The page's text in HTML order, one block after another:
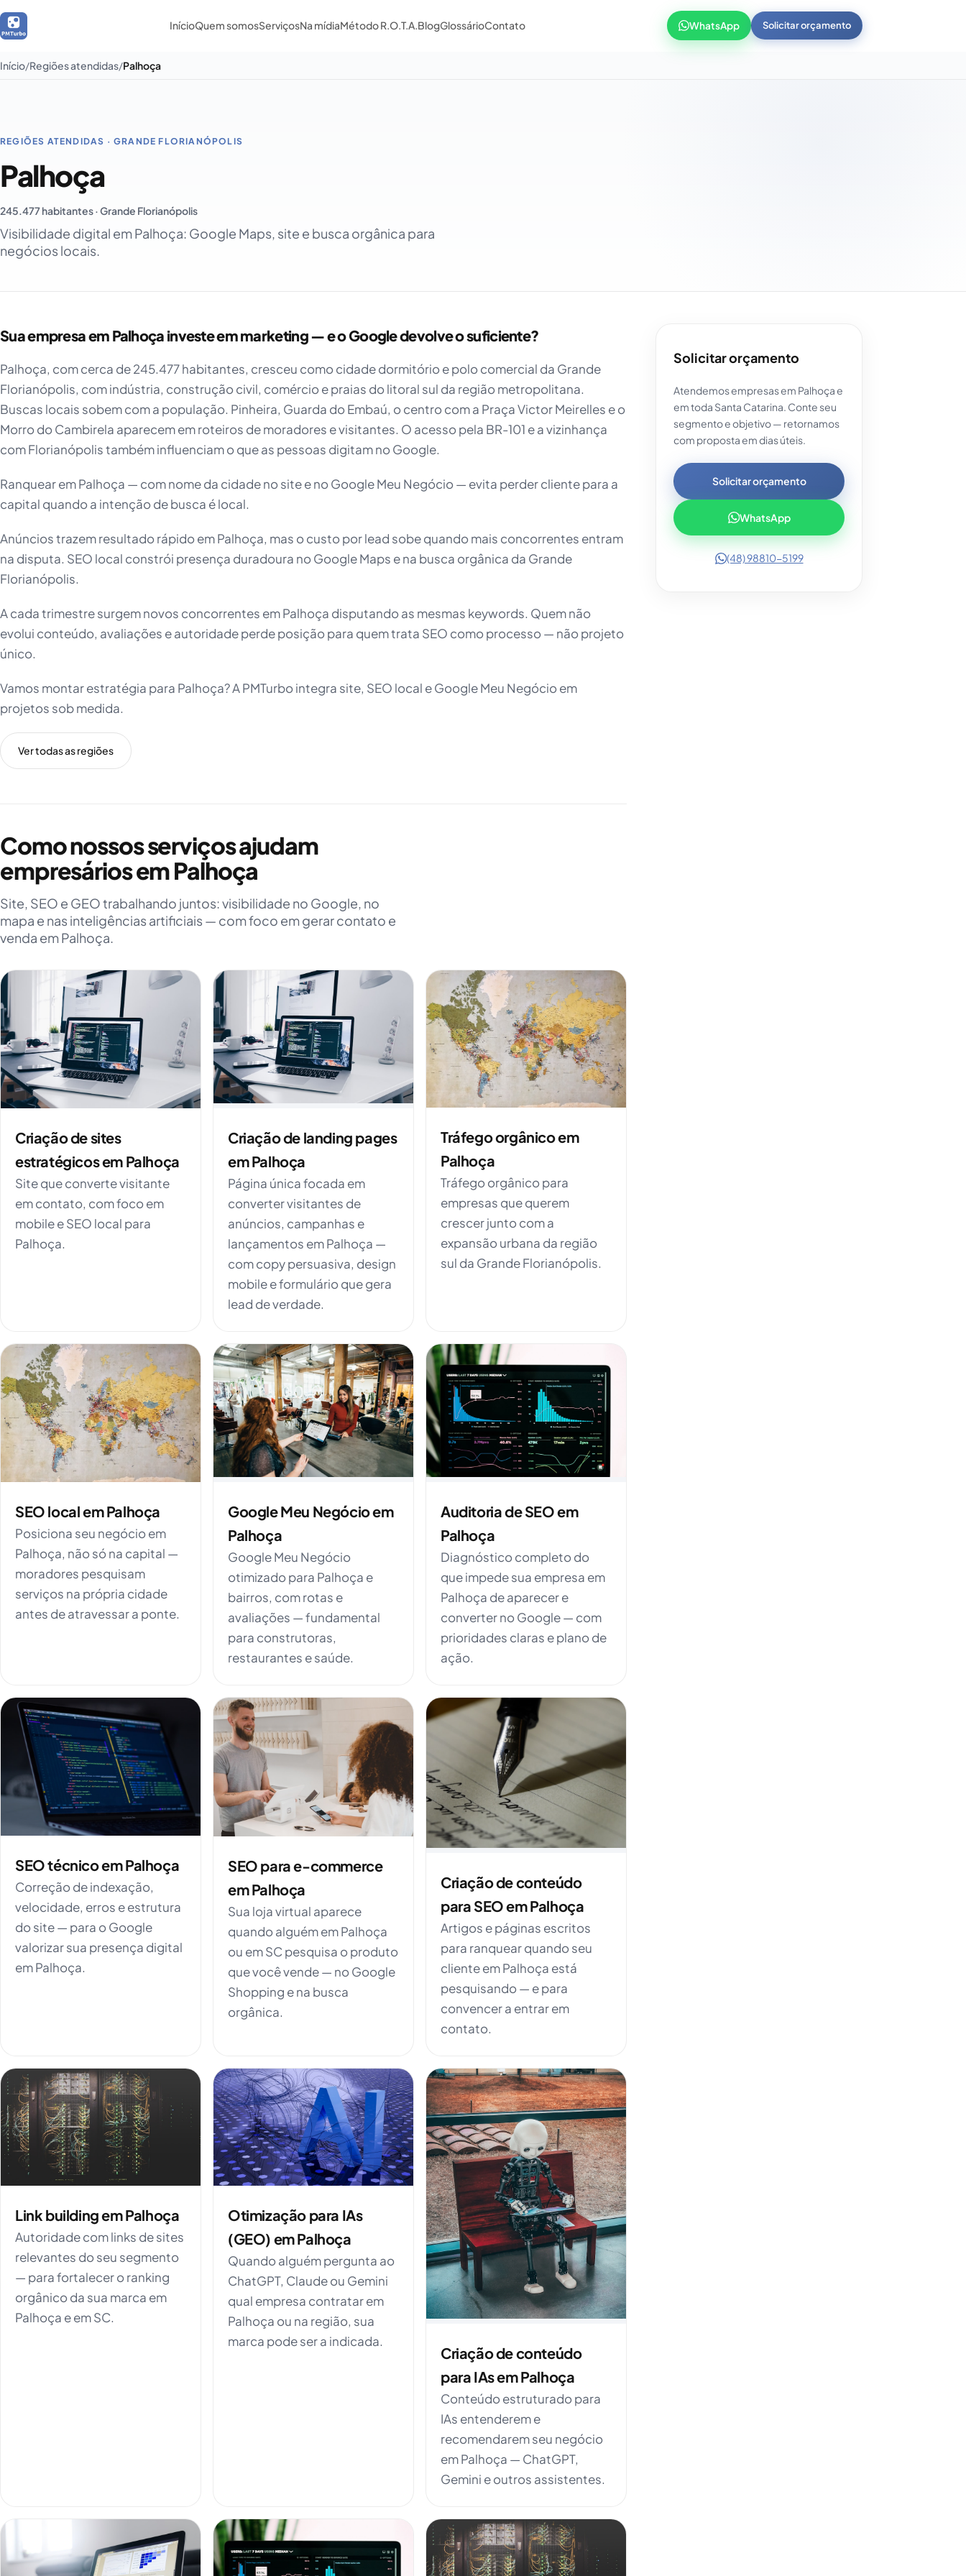
InícioQuem somosServiçosNa mídiaMétodo R.O.T.A.BlogGlossárioContato WhatsApp Solicitar orçamento
Início Regiões atendidas Palhoça
REGIÕES ATENDIDAS · GRANDE FLORIANÓPOLIS
Palhoça
245.477 habitantes · Grande Florianópolis
Visibilidade digital em Palhoça: Google Maps, site e busca orgânica para
negócios locais.
Sua empresa em Palhoça investe em marketing — e o Google devolve o suficiente?
Palhoça, com cerca de 245.477 habitantes, cresceu como cidade dormitório e polo comercial da Grande
Florianópolis, com indústria, construção civil, comércio e praias do litoral sul da região metropolitana.
Buscas locais sobem com a população. Pinheira, Guarda do Embaú, o centro com a Praça Victor Meirelles e o
Morro do Cambirela aparecem em roteiros de moradores e visitantes. O acesso pela BR-101 e a vizinhança
com Florianópolis também influenciam o que as pessoas digitam no Google.
Ranquear em Palhoça — com nome da cidade no site e no Google Meu Negócio — evita perder cliente para a
capital quando a intenção de busca é local.
Anúncios trazem resultado rápido em Palhoça, mas o custo por lead sobe quando mais concorrentes entram
na disputa. SEO local constrói presença duradoura no Google Maps e na busca orgânica da Grande
Florianópolis.
A cada trimestre surgem novos concorrentes em Palhoça disputando as mesmas keywords. Quem não
evolui conteúdo, avaliações e autoridade perde posição para quem trata SEO como processo — não projeto
único.
Vamos montar estratégia para Palhoça? A PMTurbo integra site, SEO local e Google Meu Negócio em
projetos sob medida.
Ver todas as regiões
Como nossos serviços ajudam
empresários em Palhoça
Site, SEO e GEO trabalhando juntos: visibilidade no Google, no
mapa e nas inteligências artificiais — com foco em gerar contato e
venda em Palhoça.
Criação de sites
estratégicos em Palhoça
Site que converte visitante
em contato, com foco em
mobile e SEO local para
Palhoça.
Criação de landing pages
em Palhoça
Página única focada em
converter visitantes de
anúncios, campanhas e
lançamentos em Palhoça —
com copy persuasiva, design
mobile e formulário que gera
lead de verdade.
Tráfego orgânico em
Palhoça
Tráfego orgânico para
empresas que querem
crescer junto com a
expansão urbana da região
sul da Grande Florianópolis.
SEO local em Palhoça
Posiciona seu negócio em
Palhoça, não só na capital —
moradores pesquisam
serviços na própria cidade
antes de atravessar a ponte.
Google Meu Negócio em
Palhoça
Google Meu Negócio
otimizado para Palhoça e
bairros, com rotas e
avaliações — fundamental
para construtoras,
restaurantes e saúde.
Auditoria de SEO em
Palhoça
Diagnóstico completo do
que impede sua empresa em
Palhoça de aparecer e
converter no Google — com
prioridades claras e plano de
ação.
SEO técnico em Palhoça
Correção de indexação,
velocidade, erros e estrutura
do site — para o Google
valorizar sua presença digital
em Palhoça.
SEO para e-commerce
em Palhoça
Sua loja virtual aparece
quando alguém em Palhoça
ou em SC pesquisa o produto
que você vende — no Google
Shopping e na busca
orgânica.
Criação de conteúdo
para SEO em Palhoça
Artigos e páginas escritos
para ranquear quando seu
cliente em Palhoça está
pesquisando — e para
convencer a entrar em
contato.
Link building em Palhoça
Autoridade com links de sites
relevantes do seu segmento
— para fortalecer o ranking
orgânico da sua marca em
Palhoça e em SC.
Otimização para IAs
(GEO) em Palhoça
Quando alguém pergunta ao
ChatGPT, Claude ou Gemini
qual empresa contratar em
Palhoça ou na região, sua
marca pode ser a indicada.
Criação de conteúdo
para IAs em Palhoça
Conteúdo estruturado para
IAs entenderem e
recomendarem seu negócio
em Palhoça — ChatGPT,
Gemini e outros assistentes.
Solicitar orçamento
Atendemos empresas em Palhoça e
em toda Santa Catarina. Conte seu
segmento e objetivo — retornamos
com proposta em dias úteis.
Solicitar orçamento
WhatsApp
(48) 98810-5199